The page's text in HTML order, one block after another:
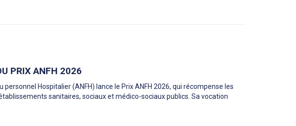
PRIX ANFH 2026
Hospitalier (ANFH) lance le Prix ANFH 2026, qui récompense les
sanitaires, sociaux et médico-sociaux publics. Sa vocation